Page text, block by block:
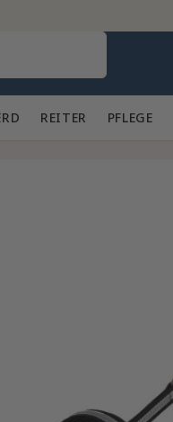
🐎 REITER 👕 PFLEGE 🪮